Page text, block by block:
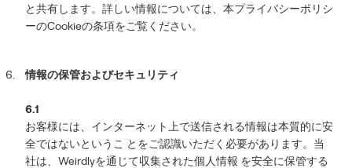
と共有します。詳しい情報については、本プライバシーポリシ
ーのCookieの条項をご覧ください。
情報の保管およびセキュリティ
6.1
お客様には、インターネット上で送信される情報は本質的に安
全ではないというこ とをご認識いただく必要があります。当
社は、Weirdlyを通じて収集された個人情報 を安全に保管する